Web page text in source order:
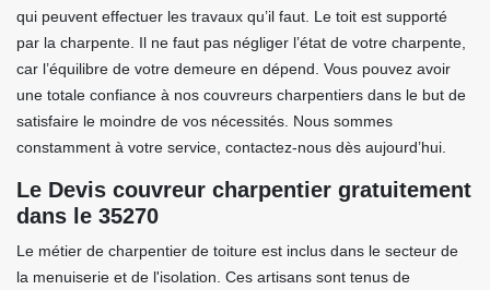
qui peuvent effectuer les travaux qu’il faut. Le toit est supporté
par la charpente. Il ne faut pas négliger l’état de votre charpente,
car l’équilibre de votre demeure en dépend. Vous pouvez avoir
une totale confiance à nos couvreurs charpentiers dans le but de
satisfaire le moindre de vos nécessités. Nous sommes
constamment à votre service, contactez-nous dès aujourd’hui.
Le Devis couvreur charpentier gratuitement
dans le 35270
Le métier de charpentier de toiture est inclus dans le secteur de
la menuiserie et de l'isolation. Ces artisans sont tenus de